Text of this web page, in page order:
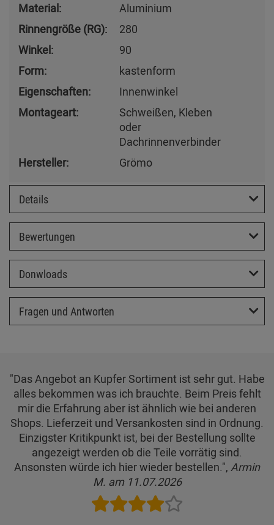
Material:
Aluminium
Rinnengröße (RG):
280
Winkel:
90
Form:
kastenform
Eigenschaften:
Innenwinkel
Montageart:
Schweißen, Kleben
oder
Dachrinnenverbinder
Hersteller:
Grömo
Details
Bewertungen
Donwloads
Fragen und Antworten
"Das Angebot an Kupfer Sortiment ist sehr gut. Habe
alles bekommen was ich brauchte. Beim Preis fehlt
mir die Erfahrung aber ist ähnlich wie bei anderen
Shops. Lieferzeit und Versankosten sind in Ordnung.
Einzigster Kritikpunkt ist, bei der Bestellung sollte
angezeigt werden ob die Teile vorrätig sind.
Ansonsten würde ich hier wieder bestellen.", Armin
M. am 11.07.2026